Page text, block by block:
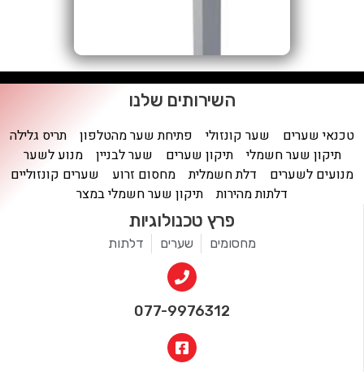
השירותים שלנו
טכנאי שערים שער קונזולי פתיחת שער מהטלפון
תריס גלילה
תיקון שער חשמלי
תיקון שערים שער לבניין
מנוע לשער
מנועים לשערים
דלת חשמלית מחסום זרוע
שערים קונזוליים
דלתות מהירות
תיקון שער חשמלי במצר
פרץ טכנולוגיות
מחסומים שערים דלתות
077-9976312